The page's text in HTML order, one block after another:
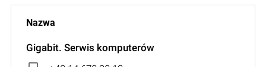
Gigabit. Serwis komputerów